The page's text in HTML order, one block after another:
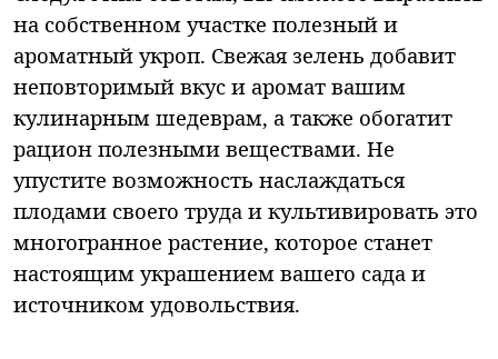
на собственном участке полезный и
ароматный укроп. Свежая зелень добавит
неповторимый вкус и аромат вашим
кулинарным шедеврам, а также обогатит
рацион полезными веществами. Не
упустите возможность наслаждаться
плодами своего труда и культивировать это
многогранное растение, которое станет
настоящим украшением вашего сада и
источником удовольствия.